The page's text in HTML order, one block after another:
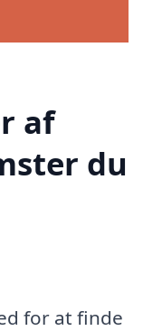
af
du
for at finde